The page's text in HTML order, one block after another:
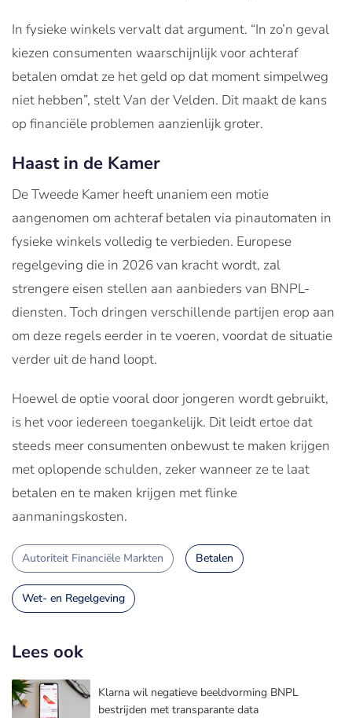
In fysieke winkels vervalt dat argument. “In zo’n geval
kiezen consumenten waarschijnlijk voor achteraf
betalen omdat ze het geld op dat moment simpelweg
niet hebben”, stelt Van der Velden. Dit maakt de kans
op financiële problemen aanzienlijk groter.
Haast in de Kamer
De Tweede Kamer heeft unaniem een motie
aangenomen om achteraf betalen via pinautomaten in
fysieke winkels volledig te verbieden. Europese
regelgeving die in 2026 van kracht wordt, zal
strengere eisen stellen aan aanbieders van BNPL-
diensten. Toch dringen verschillende partijen erop aan
om deze regels eerder in te voeren, voordat de situatie
verder uit de hand loopt.
Hoewel de optie vooral door jongeren wordt gebruikt,
is het voor iedereen toegankelijk. Dit leidt ertoe dat
steeds meer consumenten onbewust te maken krijgen
met oplopende schulden, zeker wanneer ze te laat
betalen en te maken krijgen met flinke
aanmaningskosten.
Autoriteit Financiële Markten Betalen
Wet- en Regelgeving
Lees ook
Klarna wil negatieve beeldvorming BNPL
bestrijden met transparante data